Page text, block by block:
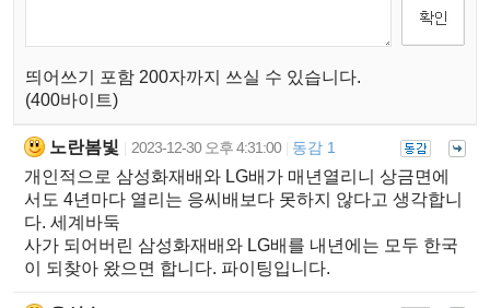
띄어쓰기 포함 200자까지 쓰실 수 있습니다.
(400바이트)
노란봄빛 2023-12-30 오후 4:31:00 동감 1
개인적으로 삼성화재배와 LG배가 매년열리니 상금면에
서도 4년마다 열리는 응씨배보다 못하지 않다고 생각합니
다. 세계바둑
사가 되어버린 삼성화재배와 LG배를 내년에는 모두 한국
이 되찾아 왔으면 합니다. 파이팅입니다.